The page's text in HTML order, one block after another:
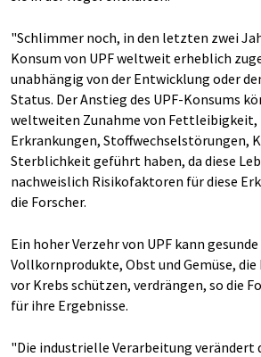
"Schlimmer noch, in den letzten zwei
Konsum von UPF weltweit erheblich
unabhängig von der Entwicklung oder
Status. Der Anstieg des UPF-Konsums
weltweiten Zunahme von Fettleibigkeit,
Erkrankungen, Stoffwechselstörungen,
Sterblichkeit geführt haben, da diese
nachweislich Risikofaktoren für diese
die Forscher.
Ein hoher Verzehr von UPF kann
Vollkornprodukte, Obst und Gemüse,
vor Krebs schützen, verdrängen, so die
für ihre Ergebnisse.
"Die industrielle Verarbeitung verändert